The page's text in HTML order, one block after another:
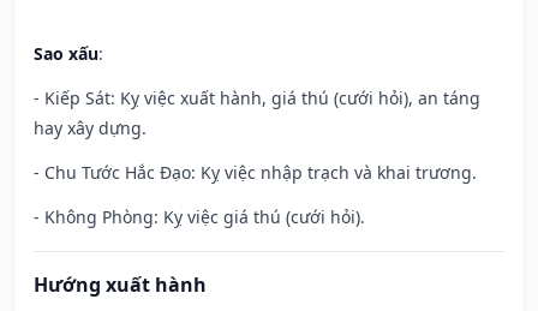
Sao xấu:
- Kiếp Sát: Kỵ việc xuất hành, giá thú (cưới hỏi), an táng
hay xây dựng.
- Chu Tước Hắc Đạo: Kỵ việc nhập trạch và khai trương.
- Không Phòng: Kỵ việc giá thú (cưới hỏi).
Hướng xuất hành